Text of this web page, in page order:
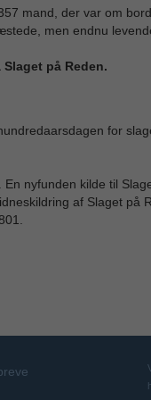
mand, der var om
men endnu
på Reden.
for
nyfunden kilde til
af Slaget på